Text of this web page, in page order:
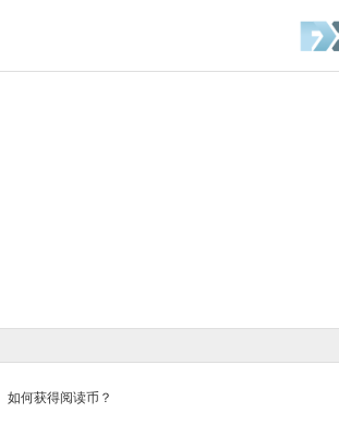
如何获得阅读币？